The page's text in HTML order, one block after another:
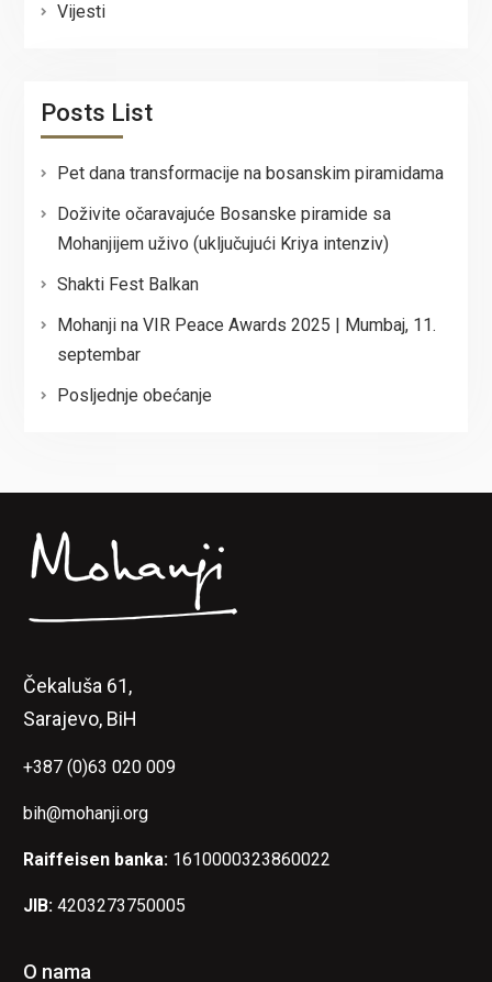
Vijesti
Posts List
Pet dana transformacije na bosanskim piramidama
Doživite očaravajuće Bosanske piramide sa
Mohanjijem uživo (uključujući Kriya intenziv)
Shakti Fest Balkan
Mohanji na VIR Peace Awards 2025 | Mumbaj, 11.
septembar
Posljednje obećanje
Čekaluša 61,
Sarajevo, BiH
+387 (0)63 020 009
bih@mohanji.org
Raiffeisen banka: 1610000323860022
JIB: 4203273750005
O nama